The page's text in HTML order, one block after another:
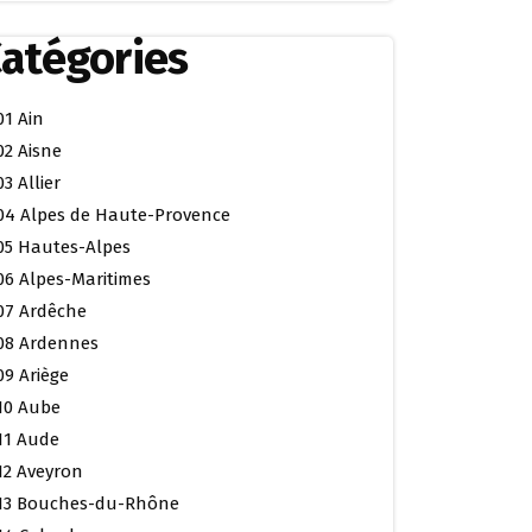
Ain
Aisne
Allier
Alpes de Haute-Provence
Hautes-Alpes
Alpes-Maritimes
Ardêche
Ardennes
Ariège
Aube
Aude
Aveyron
Bouches-du-Rhône